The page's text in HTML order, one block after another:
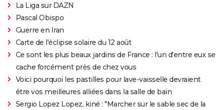
La Liga sur DAZN
Pascal Obispo
Guerre en Iran
Carte de l'éclipse solaire du 12 août
Ce sont les plus beaux jardins de France : l'un d'entre eux se
cache forcément près de chez vous
Voici pourquoi les pastilles pour lave-vaisselle devraient
être vos meilleures alliées dans la salle de bain
Sergio Lopez Lopez, kiné : "Marcher sur le sable sec de la